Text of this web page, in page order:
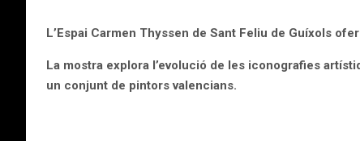
L’Espai Carmen Thyssen de Sant Feliu de Guíxols
La mostra explora l’evolució de les iconografies
un conjunt de pintors valencians.